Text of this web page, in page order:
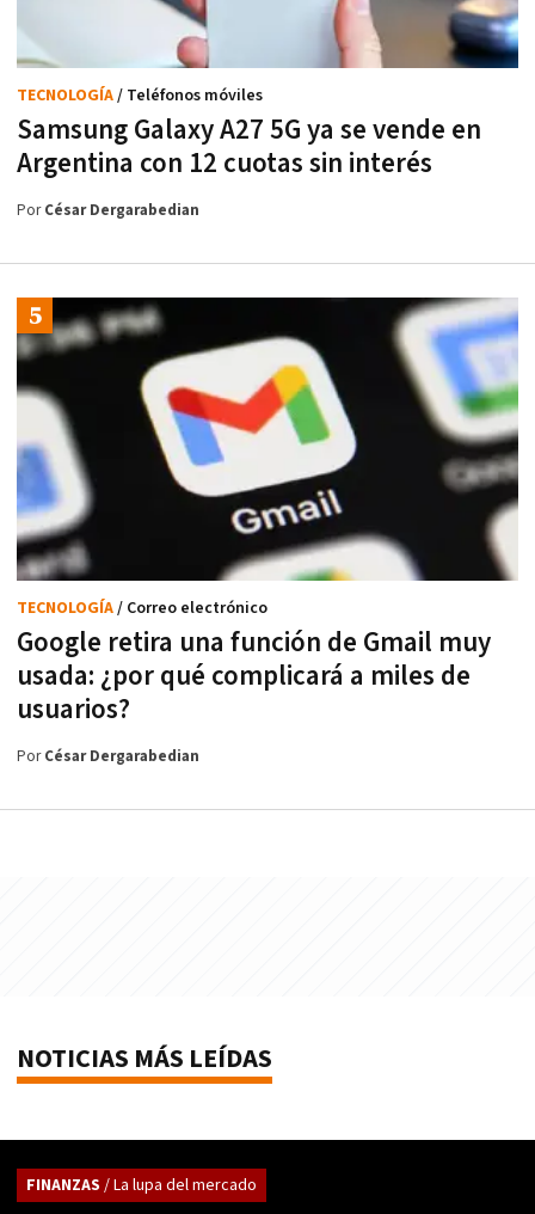
Samsung Galaxy A27 5G ya se vende en
Argentina con 12 cuotas sin interés
TECNOLOGÍA/ Teléfonos móviles
PorCésar Dergarabedian
Google retira una función de Gmail muy
usada: ¿por qué complicará a miles de
usuarios?
TECNOLOGÍA/ Correo electrónico
PorCésar Dergarabedian
NOTICIAS MÁS LEÍDAS
FINANZAS / La lupa del mercado